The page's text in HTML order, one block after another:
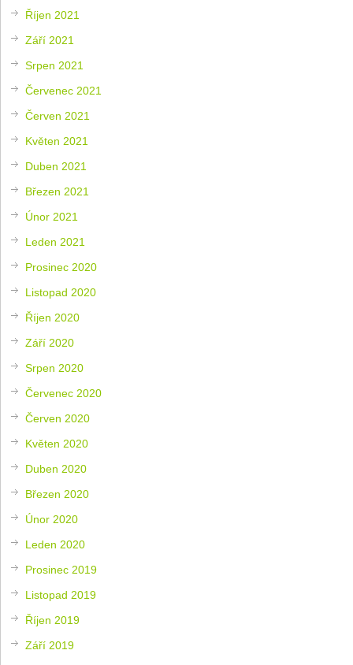
Říjen 2021
Září 2021
Srpen 2021
Červenec 2021
Červen 2021
Květen 2021
Duben 2021
Březen 2021
Únor 2021
Leden 2021
Prosinec 2020
Listopad 2020
Říjen 2020
Září 2020
Srpen 2020
Červenec 2020
Červen 2020
Květen 2020
Duben 2020
Březen 2020
Únor 2020
Leden 2020
Prosinec 2019
Listopad 2019
Říjen 2019
Září 2019